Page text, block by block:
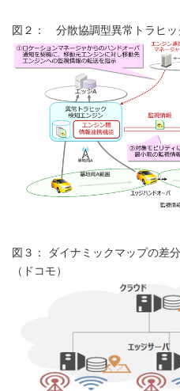
図２： 分散協調型異常トラヒッ
図３： ダイナミックマップの差
（ドコモ）